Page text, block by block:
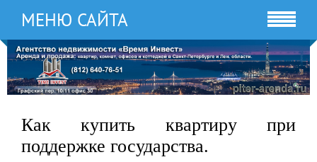
МЕНЮ САЙТА
Как купить квартиру при
поддержке государства.